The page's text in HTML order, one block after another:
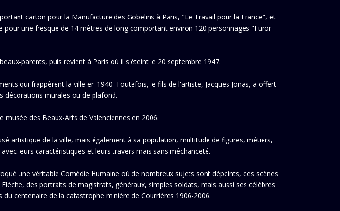
carton pour la Manufacture des Gobelins à Paris, "Le Travail pour la France", et
une fresque de 14 mètres de long comportant environ 120 personnages "Furor
parents, puis revient à Paris où il s'éteint le 20 septembre 1947.
qui frappèrent la ville en 1940. Toutefois, le fils de l'artiste, Jacques Jonas, a offert
décorations murales ou de plafond.
des Beaux-Arts de Valenciennes en 2006.
artistique de la ville, mais également à sa population, multitude de figures, métiers,
leurs caractéristiques et leurs travers mais sans méchanceté.
une véritable Comédie Humaine où de nombreux sujets sont dépeints, des scènes
des portraits de magistrats, généraux, simples soldats, mais aussi ses célèbres
centenaire de la catastrophe minière de Courrières 1906-2006.